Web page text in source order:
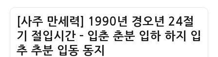
[사주 만세력] 1990년 경오년 24절
기 절입시간 – 입춘 춘분 입하 하지 입
추 추분 입동 동지